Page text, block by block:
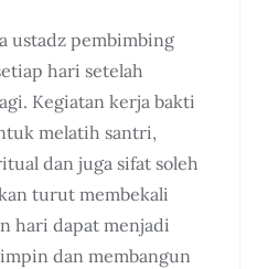
ustadz pembimbing
hari setelah
Kegiatan kerja bakti
melatih santri,
dan juga sifat soleh
turut membekali
hari dapat menjadi
dan membangun